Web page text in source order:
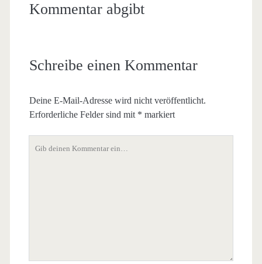
Kommentar abgibt
Schreibe einen Kommentar
Deine E-Mail-Adresse wird nicht veröffentlicht.
Erforderliche Felder sind mit * markiert